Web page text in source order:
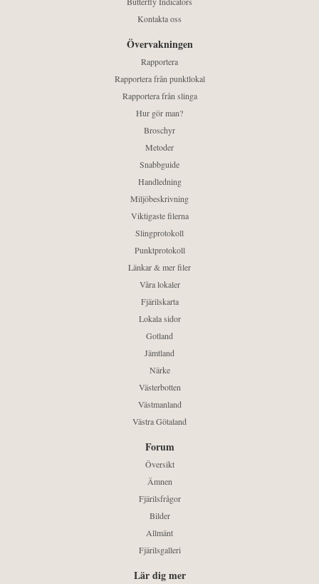
Kontakta oss
Övervakningen
Rapportera
Rapportera från punktlokal
Rapportera från slinga
Hur gör man?
Broschyr
Metoder
Snabbguide
Handledning
Miljöbeskrivning
Viktigaste filerna
Slingprotokoll
Punktprotokoll
Länkar & mer filer
Våra lokaler
Fjärilskarta
Lokala sidor
Gotland
Jämtland
Närke
Västerbotten
Västmanland
Västra Götaland
Forum
Översikt
Ämnen
Fjärilsfrågor
Bilder
Allmänt
Fjärilsgalleri
Lär dig mer